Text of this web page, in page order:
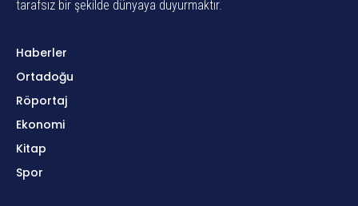
tarafsız bir şekilde dünyaya duyurmaktır.
Haberler
Ortadoğu
Röportaj
Ekonomi
Kitap
Spor